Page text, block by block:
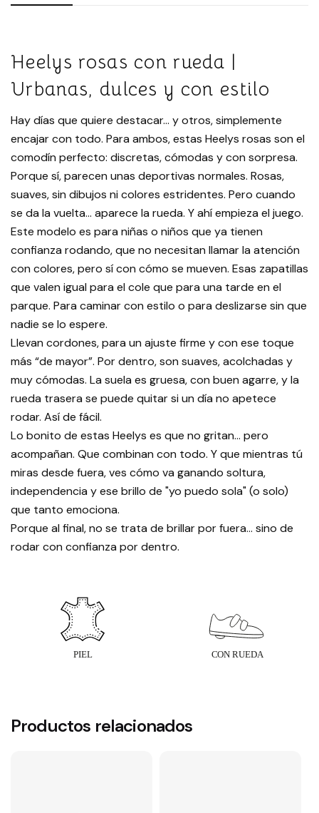
Heelys rosas con rueda |
Urbanas, dulces y con estilo
Hay días que quiere destacar… y otros, simplemente
encajar con todo. Para ambos, estas Heelys rosas son el
comodín perfecto: discretas, cómodas y con sorpresa.
Porque sí, parecen unas deportivas normales. Rosas,
suaves, sin dibujos ni colores estridentes. Pero cuando
se da la vuelta… aparece la rueda. Y ahí empieza el juego.
Este modelo es para niñas o niños que ya tienen
confianza rodando, que no necesitan llamar la atención
con colores, pero sí con cómo se mueven. Esas zapatillas
que valen igual para el cole que para una tarde en el
parque. Para caminar con estilo o para deslizarse sin que
nadie se lo espere.
Llevan cordones, para un ajuste firme y con ese toque
más “de mayor”. Por dentro, son suaves, acolchadas y
muy cómodas. La suela es gruesa, con buen agarre, y la
rueda trasera se puede quitar si un día no apetece
rodar. Así de fácil.
Lo bonito de estas Heelys es que no gritan… pero
acompañan. Que combinan con todo. Y que mientras tú
miras desde fuera, ves cómo va ganando soltura,
independencia y ese brillo de "yo puedo sola" (o solo)
que tanto emociona.
Porque al final, no se trata de brillar por fuera… sino de
rodar con confianza por dentro.
Productos relacionados